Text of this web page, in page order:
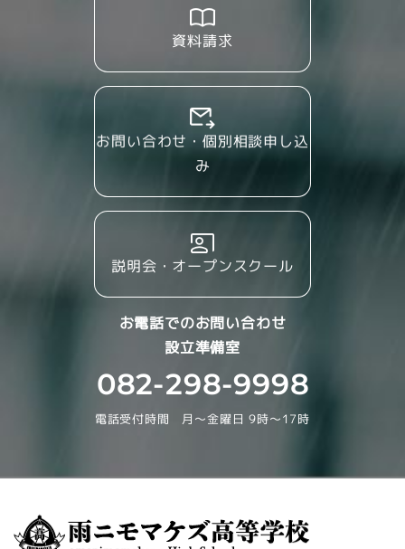
資料請求
お問い合わせ・個別相談申し込
み
説明会・オープンスクール
お電話でのお問い合わせ
設立準備室
082-298-9998
電話受付時間 月～金曜日 9時～17時